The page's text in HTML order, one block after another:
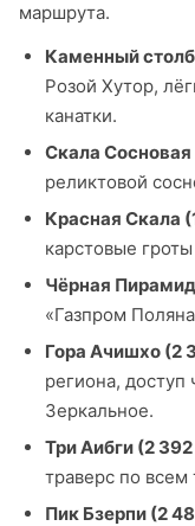
маршрута.
Каменный
Розой Хутор,
канатки.
Скала
реликтовой
Красная Скала
карстовые
Чёрная
«Газпром
Гора Ачишхо (2
региона, доступ
Зеркальное.
Три Аибги (2
траверс по
Пик Бзерпи (2